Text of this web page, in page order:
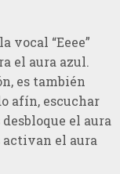
vocal “Eeee”
el aura azul.
es también
afín, escuchar
el aura
activan el aura